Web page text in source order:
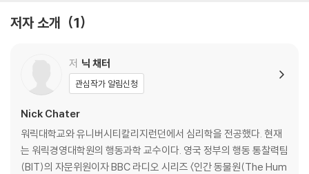
저자 소개 1
저 닉 채터
관심작가 알림신청
Nick Chater
워릭대학교와 유니버시티칼리지런던에서 심리학을 전공했다. 현재
는 워릭경영대학원의 행동과학 교수이다. 영국 정부의 행동 통찰력팀
(BIT)의 자문위원이자 BBC 라디오 시리즈 〈인간 동물원(The Hum